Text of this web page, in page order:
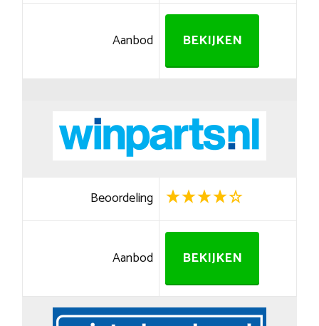
Aanbod BEKIJKEN
Beoordeling
Aanbod BEKIJKEN